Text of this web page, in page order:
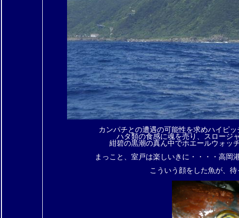
カンパチとの遭遇の可能性を求めハイピッ
ハタ類の食感に魂を売り、スロージ
紺碧の黒潮の真ん中でホエールウォッ
まっこと、室戸は楽しいきに・・・・高岡
こういう顔をした魚が、待